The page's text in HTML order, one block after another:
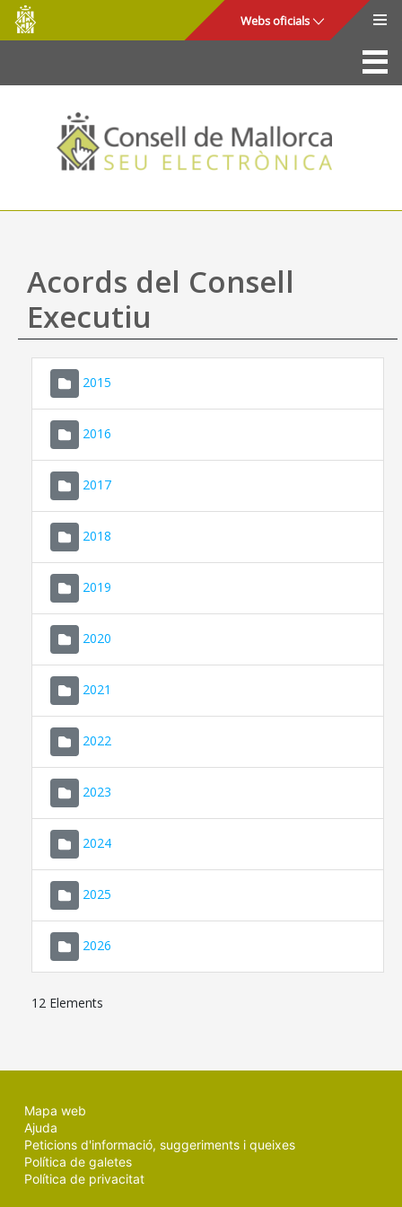
Salta al contingut principal
Consell
de
Mallorca
Webs oficials
La Seu
Consell de Mallorca
Accés i seguretat
Utilitats
Ajuda
Acords del Consell
Executiu
2015
2016
2017
2018
2019
2020
2021
2022
2023
2024
2025
2026
12 Elements
Mapa web
Ajuda
Peticions d'informació, suggeriments i queixes
Política de galetes
Política de privacitat